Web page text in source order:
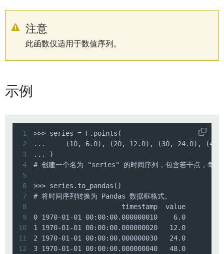
注意
此函数仅适用于数值序列。
示例
1
2
3
4
5
6
7
8
9
10
11
12